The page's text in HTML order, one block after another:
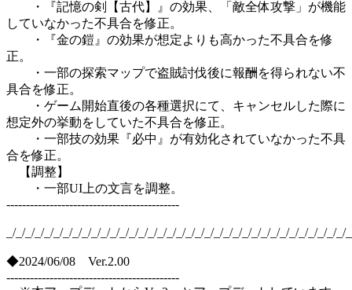
・『記憶の剣【古代】』の効果、「敵全体攻撃」が機能
していなかった不具合を修正。
・『金の鎧』の効果が想定よりも高かった不具合を修
正。
・一部の探索マップで盗賊討伐後に報酬を得られない不
具合を修正。
・ゲーム開始直後の各種選択にて、キャンセルした際に
想定外の挙動をしていた不具合を修正。
・一部技の効果『必中』が有効化されていなかった不具
合を修正。
【調整】
・一部UI上の文言を調整。
--------------------------------------------
_/_/_/_/_/_/_/_/_/_/_/_/_/_/_/_/_/_/_/_/_/_/_/_/_/_/_/_/_/_/_/_/_/_/_/
◆2024/06/08 Ver.2.00
--------------------------------------------